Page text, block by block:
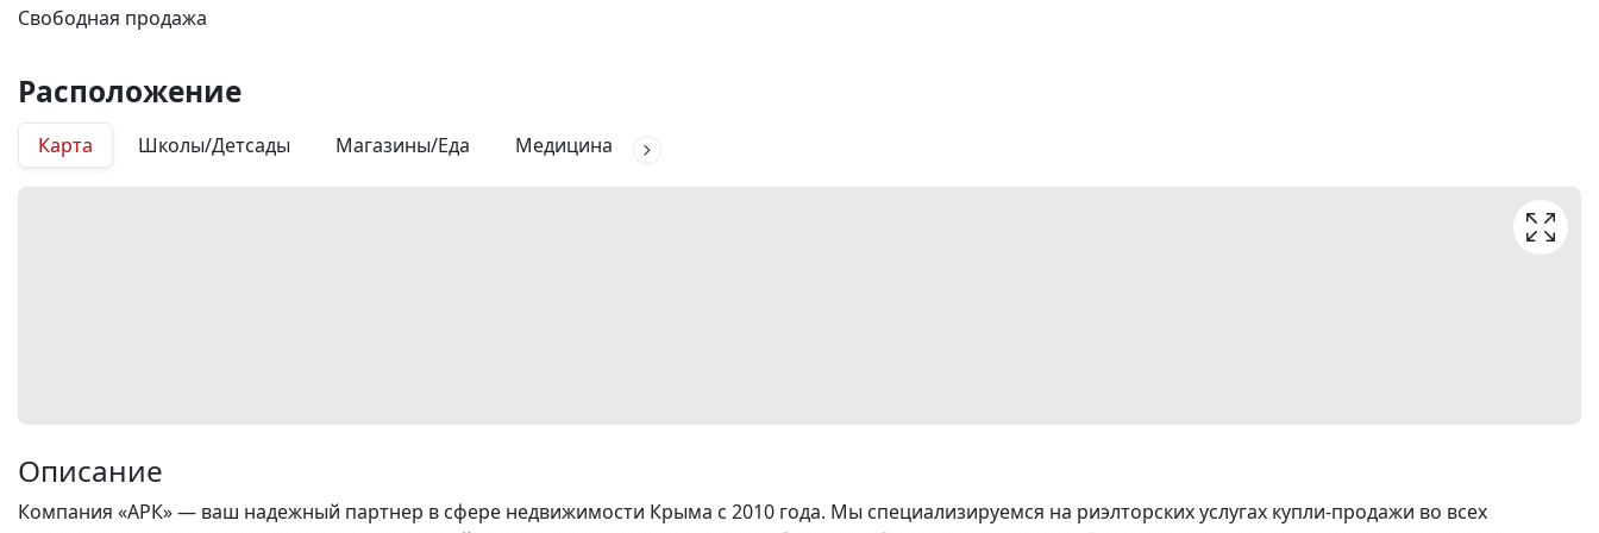
Свободная продажа
Расположение
Карта Школы/Детсады Магазины/Еда Медицина
Описание
Компания «АРК» — ваш надежный партнер в сфере недвижимости Крыма с 2010 года. Мы специализируемся на риэлторских услугах купли-продажи во всех